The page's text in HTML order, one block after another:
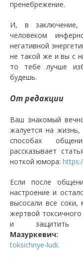
пренебрежение.
И, в
человеком
негативной
не такой же и вы с
то тебе лучше
будешь.
От редакции
Ваш знакомый
жалуется на
способах
рассказывает
ноткой юмора:
Если после
настроение и
высосали все
жертвой
и защитить
Мазуркевич:
toksichnye-ludi.